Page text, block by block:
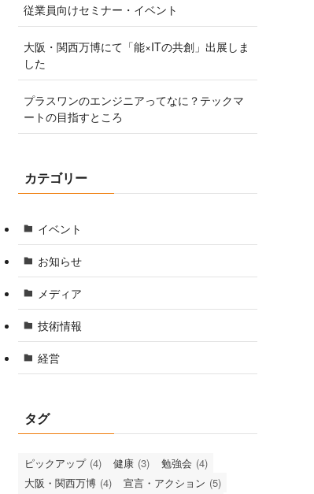
従業員向けセミナー・イベント
大阪・関西万博にて「能×ITの共創」出展しま
した
プラスワンのエンジニアってなに？テックマ
ートの目指すところ
カテゴリー
イベント
お知らせ
メディア
技術情報
経営
タグ
ピックアップ (4) 健康 (3) 勉強会 (4)
大阪・関西万博 (4) 宣言・アクション (5)